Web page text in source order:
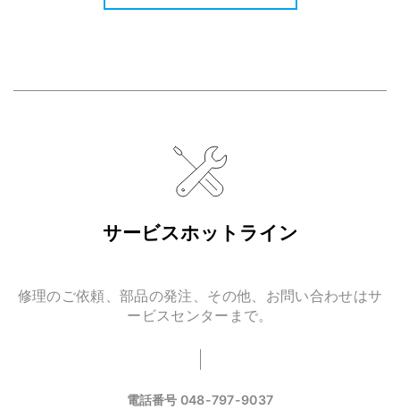
サービスホットライン
修理のご依頼、部品の発注、その他、お問い合わせはサ
ービスセンターまで。
電話番号 048-797-9037